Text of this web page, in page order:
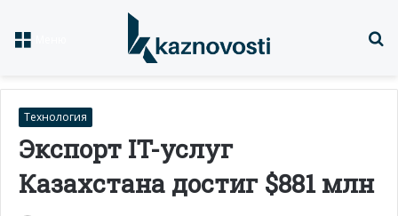
Технология
Экспорт IT-услуг
Казахстана достиг $881 млн